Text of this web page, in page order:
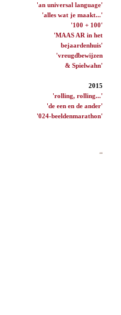
'an universal language'
'alles wat je maakt...'
'100 + 100'
'MAAS AR in het
bejaardenhuis'
'vreugdbewijzen
& Spielwahn'
2015
'rolling, rolling...'
'de een en de ander'
'024-beeldenmarathon'